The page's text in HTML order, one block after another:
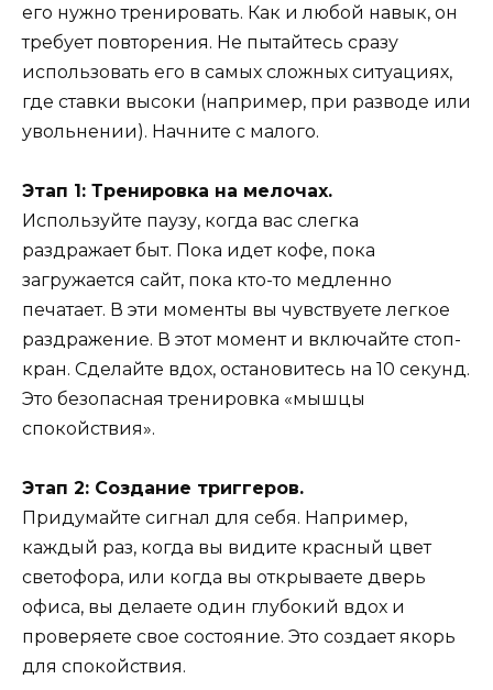
его нужно тренировать. Как и любой навык, он
требует повторения. Не пытайтесь сразу
использовать его в самых сложных ситуациях,
где ставки высоки (например, при разводе или
увольнении). Начните с малого.
Этап 1: Тренировка на мелочах.
Используйте паузу, когда вас слегка
раздражает быт. Пока идет кофе, пока
загружается сайт, пока кто-то медленно
печатает. В эти моменты вы чувствуете легкое
раздражение. В этот момент и включайте стоп-
кран. Сделайте вдох, остановитесь на 10 секунд.
Это безопасная тренировка «мышцы
спокойствия».
Этап 2: Создание триггеров.
Придумайте сигнал для себя. Например,
каждый раз, когда вы видите красный цвет
светофора, или когда вы открываете дверь
офиса, вы делаете один глубокий вдох и
проверяете свое состояние. Это создает якорь
для спокойствия.